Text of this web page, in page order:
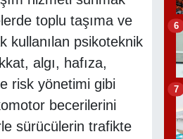
toplu taşıma ve
kullanılan psikoteknik
algı, hafıza,
risk yönetimi gibi
becerilerini
sürücülerin trafikte
6
7